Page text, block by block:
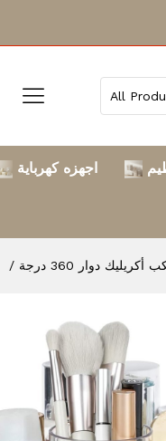
اجهزه كهرباية
دوار 360 درجة